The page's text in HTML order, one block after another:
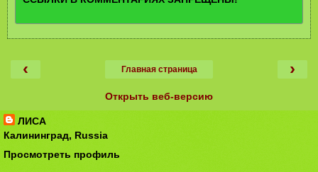
‹ ›
Главная страница
Открыть веб-версию
ЛИСА
Калининград, Russia
Просмотреть профиль